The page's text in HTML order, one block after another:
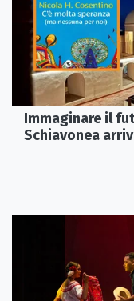
Immaginare il
Schiavonea